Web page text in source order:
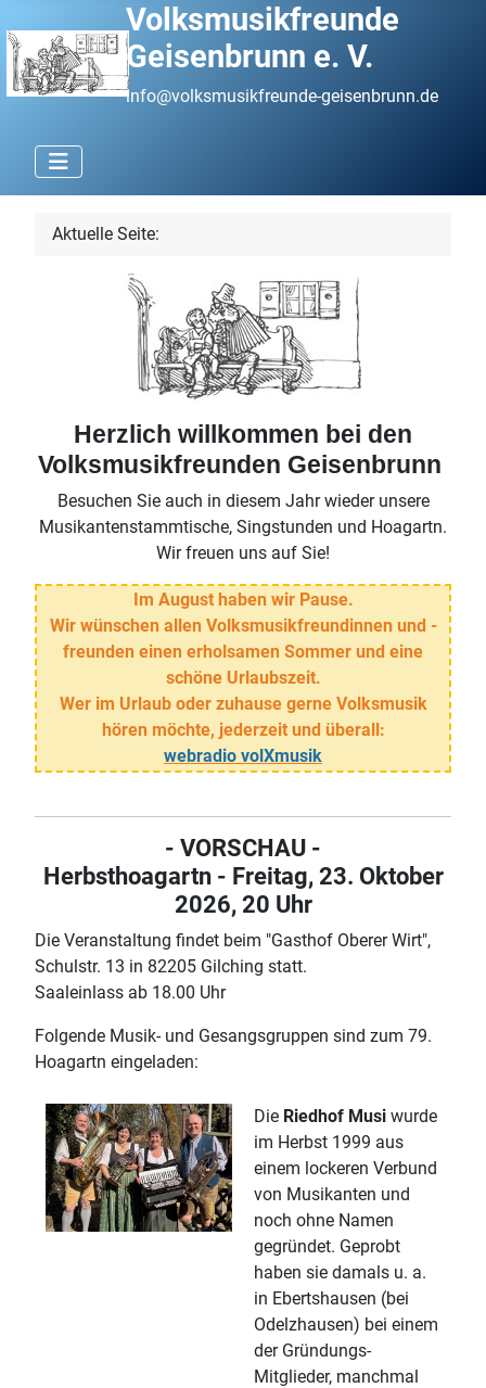
Volksmusikfreunde
Geisenbrunn e. V.
info@volksmusikfreunde-geisenbrunn.de
Aktuelle Seite:
Herzlich willkommen bei den
Volksmusikfreunden Geisenbrunn
Besuchen Sie auch in diesem Jahr wieder unsere
Musikantenstammtische, Singstunden und Hoagartn.
Wir freuen uns auf Sie!
Im August haben wir Pause.
Wir wünschen allen Volksmusikfreundinnen und -
freunden einen erholsamen Sommer und eine
schöne Urlaubszeit.
Wer im Urlaub oder zuhause gerne Volksmusik
hören möchte, jederzeit und überall:
webradio volXmusik
- VORSCHAU -
Herbsthoagartn - Freitag, 23. Oktober
2026, 20 Uhr
Die Veranstaltung findet beim "Gasthof Oberer Wirt",
Schulstr. 13 in 82205 Gilching statt.
Saaleinlass ab 18.00 Uhr
Folgende Musik- und Gesangsgruppen sind zum 79.
Hoagartn eingeladen:
Die Riedhof Musi wurde
im Herbst 1999 aus
einem lockeren Verbund
von Musikanten und
noch ohne Namen
gegründet. Geprobt
haben sie damals u. a.
in Ebertshausen (bei
Odelzhausen) bei einem
der Gründungs-
Mitglieder, manchmal